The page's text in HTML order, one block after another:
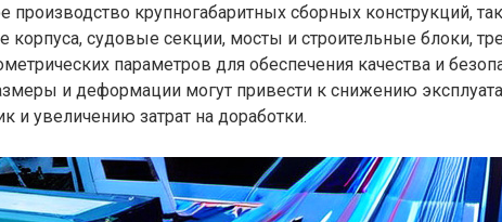
производство крупногабаритных сборных конструкций,
корпуса, судовые секции, мосты и строительные блоки,
параметров для обеспечения качества и
и деформации могут привести к снижению
и увеличению затрат на доработки.